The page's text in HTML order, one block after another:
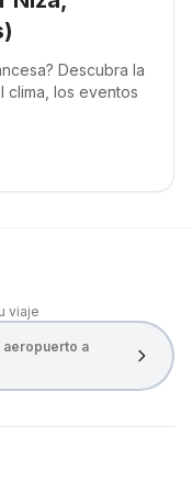
Descubra la
clima, los eventos
viaje
a